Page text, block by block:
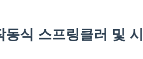
동식 스프링클러 및